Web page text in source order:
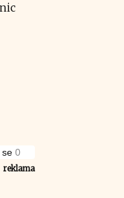
reklama